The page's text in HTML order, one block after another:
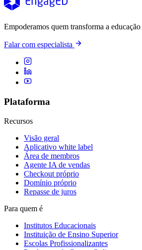
Empoderamos quem transforma a
Falar com especialista
Plataforma
Recursos
Visão geral
Aplicativo white label
Área de membros
Agente IA de vendas
Checkout próprio
Domínio próprio
Repasse de juros
Para quem é
Institutos Educacionais
Instituição de Ensino Superior
Escolas Profissionalizantes